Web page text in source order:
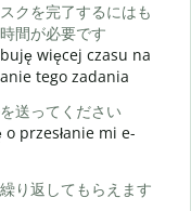
クを完了するにはも
間が必要です
więcej czasu na
tego zadania
送ってください
o przesłanie mi e-
り返してもらえます